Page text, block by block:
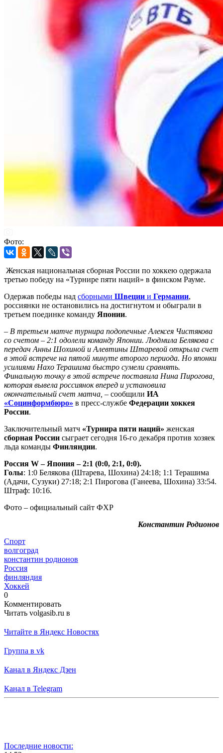
Фото:
Женская национальная сборная России по хоккею одержала
третью победу на «Турнире пяти наций» в финском Рауме.
Одержав победы над сборными Швеции и Германии,
россиянки не остановились на достигнутом и обыграли в
третьем поединке команду Японии.
– В третьем матче турнира подопечные Алексея Чистякова
со счетом – 2:1 одолели команду Японии. Людмила Белякова с
передач Анны Шохиной и Алевтины Штаревой открыла счет
в этой встрече на пятой минуте второго периода. Но японки
усилиями Нахо Терашима быстро сумели сравнять.
Финальную точку в этой встрече поставила Нина Пирогова,
которая вывела россиянок вперед и установила
окончательный счет матча, – сообщили ИА
«Социнформбюро» в пресс-службе Федерации хоккея
России.
Заключительный матч «Турнира пяти наций» женская
сборная России сыграет сегодня 16-го декабря против хозяек
льда команды Финляндии.
Россия W – Япония – 2:1 (0:0, 2:1, 0:0).
Голы: 1:0 Белякова (Штарева, Шохина) 24:18; 1:1 Терашима
(Адачи, Сузуки) 27:18; 2:1 Пирогова (Ганеева, Шохина) 33:54.
Штраф: 10:16.
Фото – официальный сайт ФХР
Константин Родионов
Спорт
волгоград
константин родионов
Россия
финляндия
Хоккей
0
Комментировать
Читать volgasib.ru в
Читайте в Яндекс Новостях
Группа в vk
Канал в Яндекс Дзен
Канал в Telegram
Последние новости: